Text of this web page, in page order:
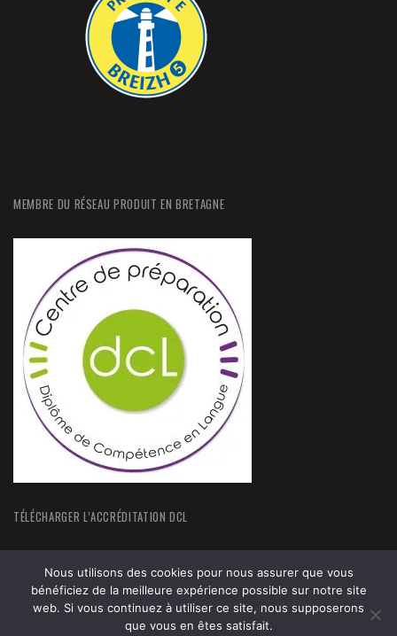
MEMBRE DU RÉSEAU PRODUIT EN BRETAGNE
TÉLÉCHARGER L’ACCRÉDITATION DCL
FORMATIONS ACTUALITÉS MENTIONS LEGALES
Nous utilisons des cookies pour nous assurer que vous
bénéficiez de la meilleure expérience possible sur notre site
web. Si vous continuez à utiliser ce site, nous supposerons
que vous en êtes satisfait.